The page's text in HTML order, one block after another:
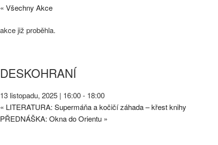
« Všechny Akce
akce již proběhla.
DESKOHRANÍ
13 listopadu, 2025 | 16:00- 18:00
« LITERATURA: Supermáňa a kočičí záhada – křest knihy
PŘEDNÁŠKA: Okna do Orientu »